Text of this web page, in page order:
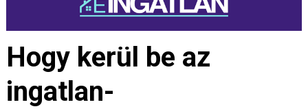
Hogy kerül be az
ingatlan-